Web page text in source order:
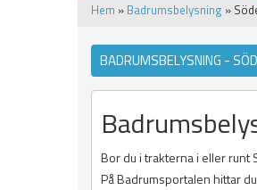
Hem » Badrumsbelysning »
BADRUMSBELYSNING -
Bor du i trakterna i eller runt
På Badrumsportalen hittar